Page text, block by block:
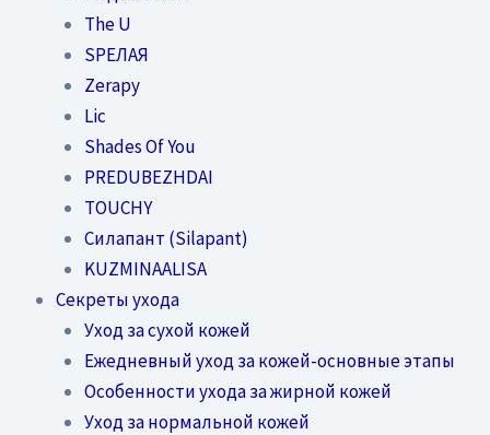
The U
SPEЛАЯ
Zerapy
Lic
Shades Of You
PREDUBEZHDAI
TOUCHY
Силапант (Silapant)
KUZMINAALISA
Секреты ухода
Уход за сухой кожей
Ежедневный уход за кожей-основные этапы
Особенности ухода за жирной кожей
Уход за нормальной кожей